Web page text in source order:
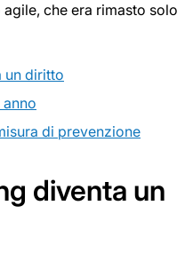
che era rimasto solo
un diritto
di prevenzione
diventa un